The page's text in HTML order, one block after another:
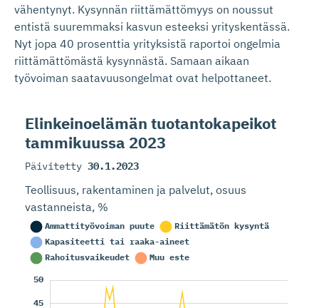
vähentynyt. Kysynnän riittämättömyys on noussut
entistä suuremmaksi kasvun esteeksi yrityskentässä.
Nyt jopa 40 prosenttia yrityksistä raportoi ongelmia
riittämättömästä kysynnästä. Samaan aikaan
työvoiman saatavuusongelmat ovat helpottaneet.
Elinkeinoelämän tuotantoka­peikot
tammikuussa 2023
Päivitetty 30.1.2023
Teollisuus, rakentaminen ja palvelut, osuus
vastanneista, %